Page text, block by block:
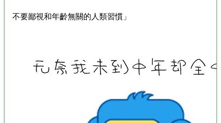
不要鄙視和年齡無關的人類習慣」